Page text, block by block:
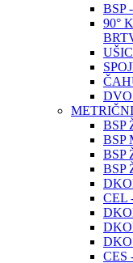
BSP
90°
METRIČNI
BSP
BSP
BSP
BSP
CEL
CES